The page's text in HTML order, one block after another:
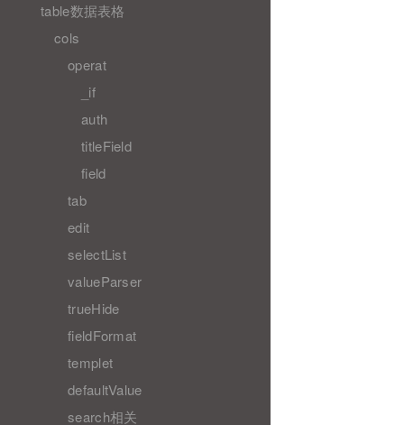
table数据表格
cols
operat
_if
auth
titleField
field
tab
edit
selectList
valueParser
trueHide
fieldFormat
templet
defaultValue
search相关